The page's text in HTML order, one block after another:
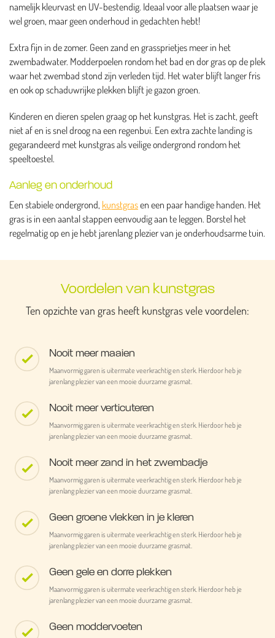
namelijk kleurvast en UV-bestendig. Ideaal voor alle plaatsen waar je
wel groen, maar geen onderhoud in gedachten hebt!
Extra fijn in de zomer. Geen zand en grassprietjes meer in het
zwembadwater. Modderpoelen rondom het bad en dor gras op de plek
waar het zwembad stond zijn verleden tijd. Het water blijft langer fris
en ook op schaduwrijke plekken blijft je gazon groen.
Kinderen en dieren spelen graag op het kunstgras. Het is zacht, geeft
niet af en is snel droog na een regenbui. Een extra zachte landing is
gegarandeerd met kunstgras als veilige ondergrond rondom het
speeltoestel.
Aanleg en onderhoud
Een stabiele ondergrond, kunstgrasen een paar handige handen. Het
gras is in een aantal stappen eenvoudig aan te leggen. Borstel het
regelmatig op en je hebt jarenlang plezier van je onderhoudsarme tuin.
Voordelen van kunstgras
Ten opzichte van gras heeft kunstgras vele voordelen:
Nooit meer maaien
Maanvormig garen is uitermate veerkrachtig en sterk. Hierdoor heb je
jarenlang plezier van een mooie duurzame grasmat.
Nooit meer verticuteren
Maanvormig garen is uitermate veerkrachtig en sterk. Hierdoor heb je
jarenlang plezier van een mooie duurzame grasmat.
Nooit meer zand in het zwembadje
Maanvormig garen is uitermate veerkrachtig en sterk. Hierdoor heb je
jarenlang plezier van een mooie duurzame grasmat.
Geen groene vlekken in je kleren
Maanvormig garen is uitermate veerkrachtig en sterk. Hierdoor heb je
jarenlang plezier van een mooie duurzame grasmat.
Geen gele en dorre plekken
Maanvormig garen is uitermate veerkrachtig en sterk. Hierdoor heb je
jarenlang plezier van een mooie duurzame grasmat.
Geen moddervoeten